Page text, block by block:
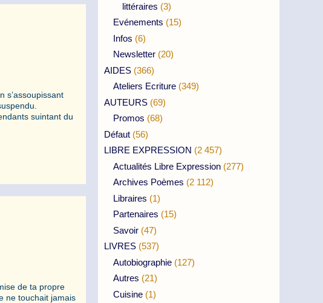
s’assoupissant
suintant du
de ta propre
ne touchait jamais
littéraires (3)
Evénements (15)
Infos (6)
Newsletter (20)
AIDES (366)
Ateliers Ecriture (349)
AUTEURS (69)
Promos (68)
Défaut (56)
LIBRE EXPRESSION (2 457)
Actualités Libre Expression (277)
Archives Poèmes (2 112)
Libraires (1)
Partenaires (15)
Savoir (47)
LIVRES (537)
Autobiographie (127)
Autres (21)
Cuisine (1)